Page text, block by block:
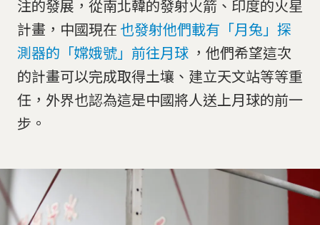
注的發展，從南北韓的發射火箭、印度的火星
計畫，中國現在 也發射他們載有「月兔」探
測器的「嫦娥號」前往月球 ，他們希望這次
的計畫可以完成取得土壤、建立天文站等等重
任，外界也認為這是中國將人送上月球的前一
步。